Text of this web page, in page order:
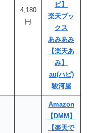
4,180
円
ピ】
楽天ブッ
クス
あみあみ
【楽天あ
み】
au(ハピ)
駿河屋
Amazon
【DMM】
【楽天で